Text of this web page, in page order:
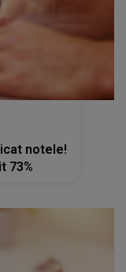
notele!
73%